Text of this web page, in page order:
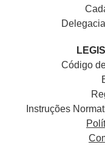
Código
Instruções